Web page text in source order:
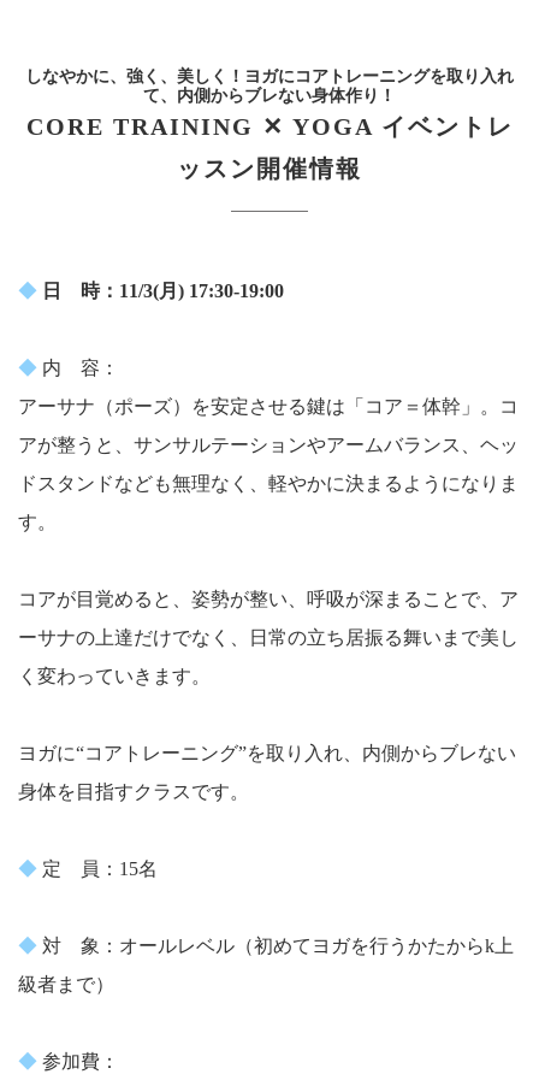
しなやかに、強く、美しく！ヨガにコアトレーニングを取り入れ
て、内側からブレない身体作り！
CORE TRAINING ✕ YOGA イベントレ
ッスン開催情報
◆ 日 時：11/3(月) 17:30-19:00
◆ 内 容：
アーサナ（ポーズ）を安定させる鍵は「コア＝体幹」。コ
アが整うと、サンサルテーションやアームバランス、ヘッ
ドスタンドなども無理なく、軽やかに決まるようになりま
す。
コアが目覚めると、姿勢が整い、呼吸が深まることで、ア
ーサナの上達だけでなく、日常の立ち居振る舞いまで美し
く変わっていきます。
ヨガに“コアトレーニング”を取り入れ、内側からブレない
身体を目指すクラスです。
◆ 定 員：15名
◆ 対 象：オールレベル（初めてヨガを行うかたからk上
級者まで）
◆ 参加費：